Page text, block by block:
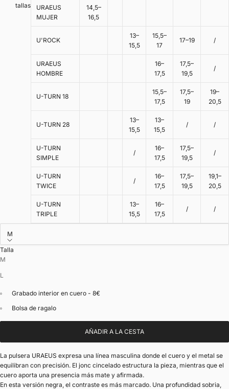
tallas
URAEUS
MUJER
14,5–
16,5
U'ROCK
13–
15,5
15,5–
17
17–19 /
URAEUS
HOMBRE
16–
17,5
17,5–
19,5
/
U-TURN 18
15,5–
17,5
17,5–
19
19–
20,5
U-TURN 28
13–
15,5
13–
15,5
/ /
U-TURN
SIMPLE
/
16–
17,5
17,5–
19,5
/
U-TURN
TWICE
/
16–
17,5
17,5–
19,5
19,1–
20,5
U-TURN
TRIPLE
13–
15,5
16–
17,5
/ /
M
Talla
M
L
Grabado interior en cuero - 8€
Bolsa de ragalo
AÑADIR A LA CESTA
La pulsera URAEUS expresa una línea masculina donde el cuero y el metal se
equilibran con precisión. El jonc cincelado estructura la pieza, mientras que el
cuero aporta una presencia más mate y afirmada.
En esta versión negra, el contraste es más marcado. Una profundidad sobria,